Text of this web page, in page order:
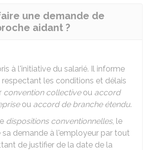
une demande de
aidant ?
à l'initiative du salarié. Il informe
les conditions et délais
convention collectiveou accord
ou accord de branche étendu.
dispositions conventionnelles, le
sa demande à l'employeur par tout
de justifier de la date de la